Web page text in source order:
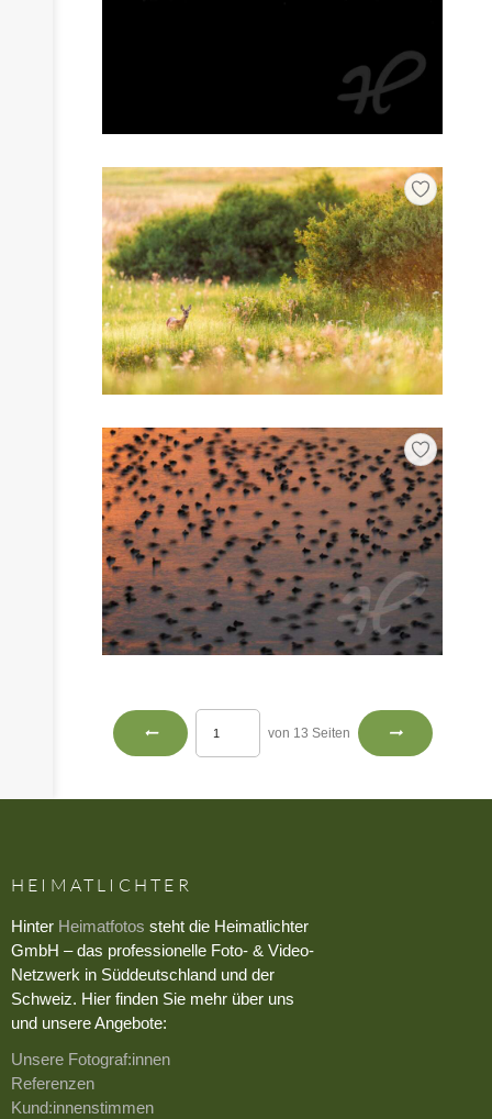
von 13 Seiten
HEIMATLICHTER
Hinter Heimatfotos steht die Heimatlichter
GmbH – das professionelle Foto- & Video-
Netzwerk in Süddeutschland und der
Schweiz. Hier finden Sie mehr über uns
und unsere Angebote:
Unsere Fotograf:innen
Referenzen
Kund:innenstimmen